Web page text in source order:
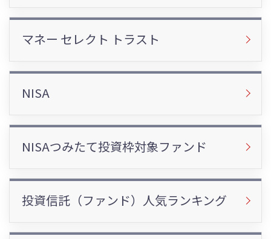
マネー セレクト トラスト
NISA
NISAつみたて投資枠対象ファンド
投資信託（ファンド）人気ランキング